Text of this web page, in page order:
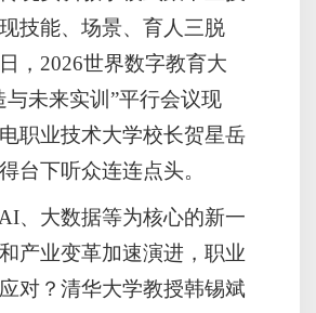
技能、场景、育人三脱
，2026世界数字教育大
与未来实训”平行会议现
职业技术大学校长贺星岳
台下听众连连点头。
、大数据等为核心的新一
产业变革加速演进，职业
对？清华大学教授韩锡斌